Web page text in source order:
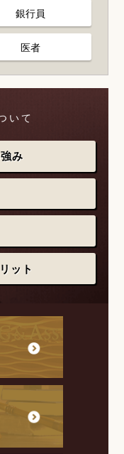
銀行員
医者
いて
み
ット